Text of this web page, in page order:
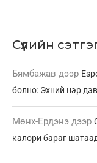
Сүүлийн
Бямбажав дээр
болно: Эхний нэр
Мөнх-Ердэнэ дээр
калори бараг